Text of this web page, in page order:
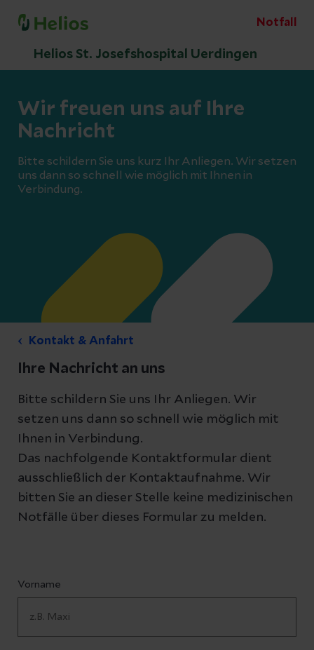
Notfall
Helios St. Josefshospital Uerdingen
Wir freuen uns auf Ihre
Nachricht
Bitte schildern Sie uns kurz Ihr Anliegen. Wir setzen
uns dann so schnell wie möglich mit Ihnen in
Verbindung.
Kontakt & Anfahrt
Ihre Nachricht an uns
Bitte schildern Sie uns Ihr Anliegen. Wir
setzen uns dann so schnell wie möglich mit
Ihnen in Verbindung.
Das nachfolgende Kontaktformular dient
ausschließlich der Kontaktaufnahme. Wir
bitten Sie an dieser Stelle keine medizinischen
Notfälle über dieses Formular zu melden.
Vorname